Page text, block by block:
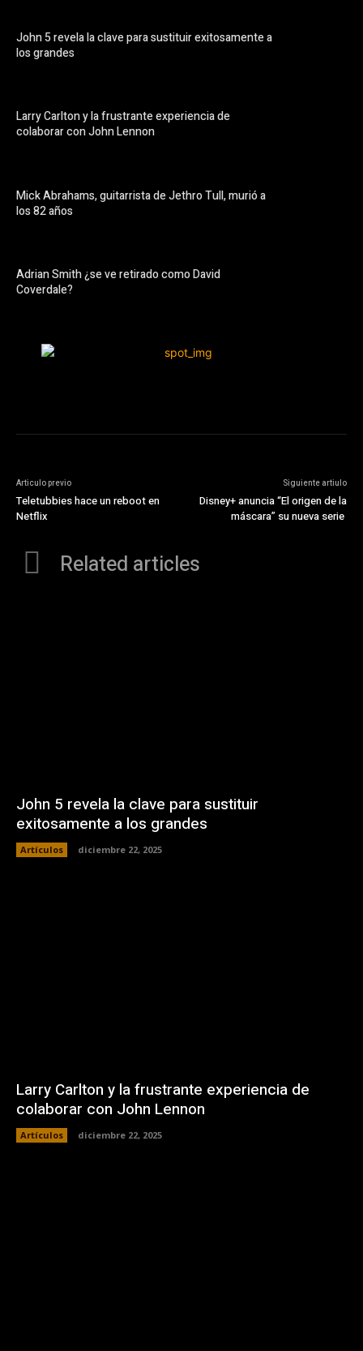
John 5 revela la clave para sustituir exitosamente a
los grandes
Larry Carlton y la frustrante experiencia de
colaborar con John Lennon
Mick Abrahams, guitarrista de Jethro Tull, murió a
los 82 años
Adrian Smith ¿se ve retirado como David
Coverdale?
Articulo previo
Teletubbies hace un reboot en
Netflix
Siguiente artiulo
Disney+ anuncia “El origen de la
máscara” su nueva serie
Related articles
John 5 revela la clave para sustituir
exitosamente a los grandes
Artículos diciembre 22, 2025
Larry Carlton y la frustrante experiencia de
colaborar con John Lennon
Artículos diciembre 22, 2025